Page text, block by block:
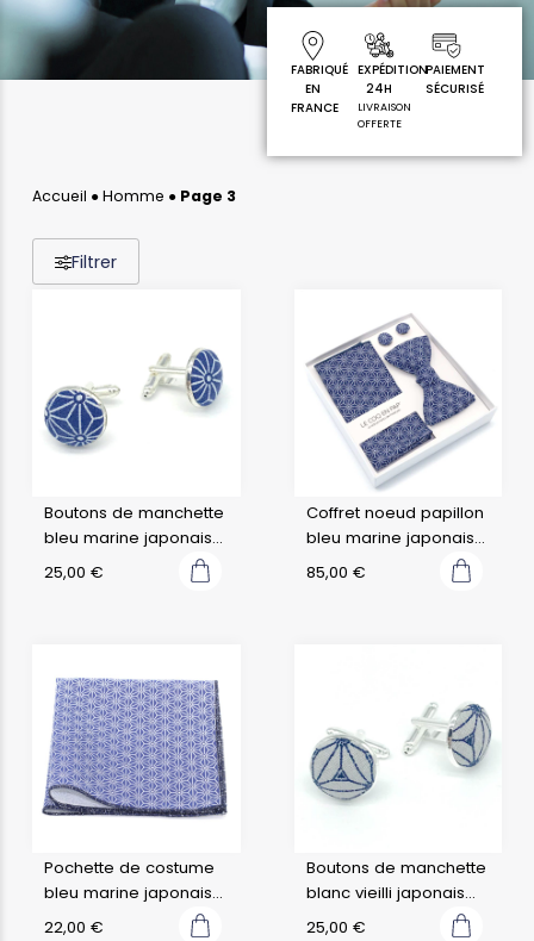
FABRIQUÉ
EN
FRANCE
EXPÉDITION
24H
LIVRAISON
OFFERTE
PAIEMENT
SÉCURISÉ
Accueil ●Homme ● Page 3
Filtrer
Boutons de manchette
bleu marine japonais
saki
25,00 €
Coffret noeud papillon
bleu marine japonais
saki
85,00 €
Pochette de costume
bleu marine japonais
saki
22,00 €
Boutons de manchette
blanc vieilli japonais
fuji
25,00 €